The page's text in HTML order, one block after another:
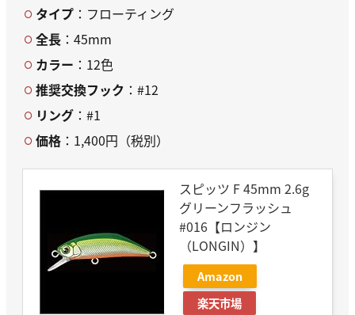
タイプ ：フローティング
全長 ：45mm
カラー ：12色
推奨交換フック ：#12
リング ：#1
価格 ：1,400円（税別）
スピッツ F 45mm 2.6g
グリーンフラッシュ
#016【ロンジン
（LONGIN）】
Amazon
楽天市場